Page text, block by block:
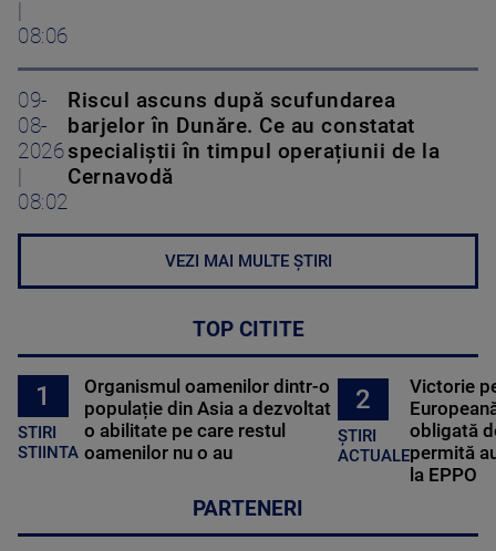
08:06
09-
08-
2026
08:02
Riscul ascuns după scufundarea
barjelor în Dunăre. Ce au constatat
specialiștii în timpul operațiunii de la
Cernavodă
VEZI MAI MULTE ȘTIRI
TOP CITITE
1
STIRI
STIINTA
Organismul oamenilor dintr-o
populație din Asia a dezvoltat
o abilitate pe care restul
oamenilor nu o au
2
ȘTIRI
ACTUALE
Victorie
obligată
permită
la EPPO
PARTENERI